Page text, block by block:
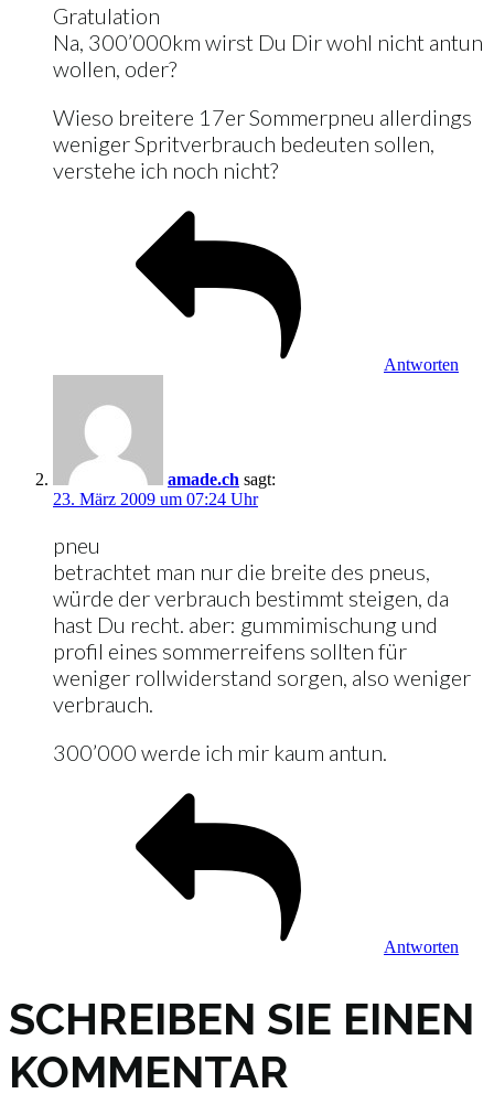
Gratulation
Na, 300’000km wirst Du Dir wohl nicht antun
wollen, oder?
Wieso breitere 17er Sommerpneu allerdings
weniger Spritverbrauch bedeuten sollen,
verstehe ich noch nicht?
Antworten
amade.ch sagt:
23. März 2009 um 07:24 Uhr
pneu
betrachtet man nur die breite des pneus,
würde der verbrauch bestimmt steigen, da
hast Du recht. aber: gummimischung und
profil eines sommerreifens sollten für
weniger rollwiderstand sorgen, also weniger
verbrauch.
300’000 werde ich mir kaum antun.
Antworten
SCHREIBEN SIE EINEN
KOMMENTAR